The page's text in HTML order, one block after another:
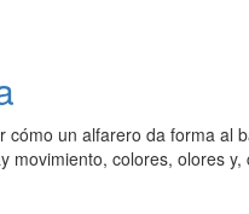
un alfarero da forma al
colores, olores